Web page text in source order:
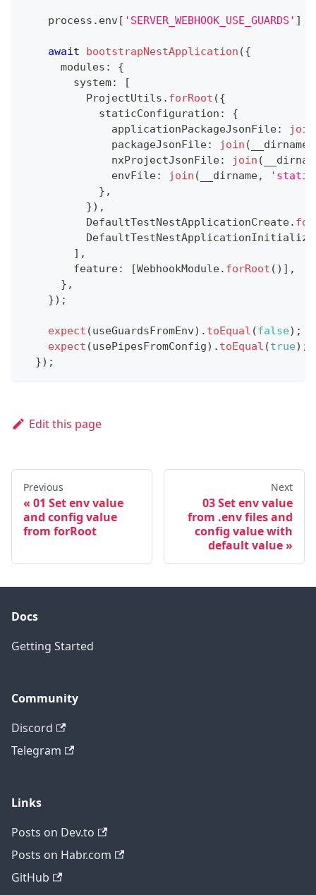
    process
. env[ 'SERVER_WEBHOOK_USE_GUARDS' ]
await bootstrapNestApplication ({
      modules
:
{
        system
:
[
          ProjectUtils
. forRoot ({
            staticConfiguration
:
{
              applicationPackageJsonFile
: join
              packageJsonFile
: join ( __dirname
              nxProjectJsonFile
: join (
              envFile
: join ( __dirname,
'static-
} ,
}) ,
          DefaultTestNestApplicationCreate
.
] ,
        feature
: [WebhookModule. forRoot ( ) ] ,
} ,
}) ;
expect (useGuardsFromEnv) . toEqual (false) ;
expect (usePipesFromConfig) . toEqual (true) ;
}) ;
Edit this page
Previous
01 Set env value
and config value
from forRoot
Next
03 Set env value
from .env files and
config value with
default value
Docs
Getting Started
Community
Discord
Telegram
Links
Posts on Dev.to
Posts on Habr.com
GitHub